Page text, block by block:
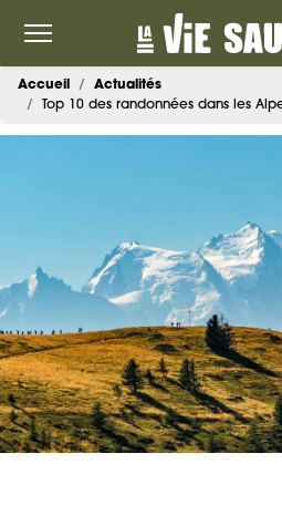
Accueil
Actualités
Top 10 des randonnées dans les